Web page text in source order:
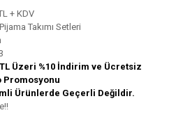
+ KDV
Takımı Setleri
TL Üzeri %10 İndirim ve Ücretsiz
Promosyonu
Ürünlerde Geçerli Değildir.